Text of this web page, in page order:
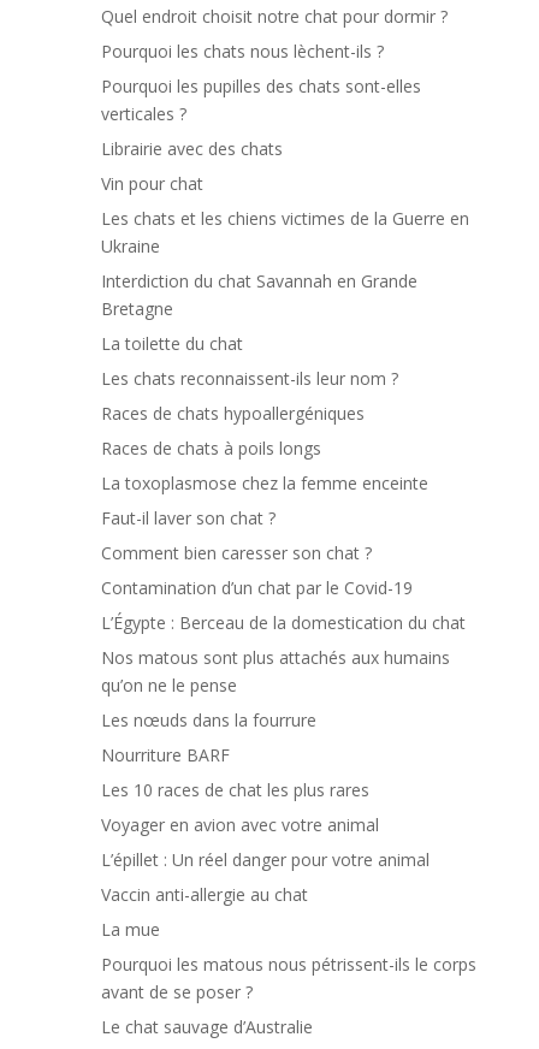
Quel endroit choisit notre chat pour dormir ?
Pourquoi les chats nous lèchent-ils ?
Pourquoi les pupilles des chats sont-elles
verticales ?
Librairie avec des chats
Vin pour chat
Les chats et les chiens victimes de la Guerre en
Ukraine
Interdiction du chat Savannah en Grande
Bretagne
La toilette du chat
Les chats reconnaissent-ils leur nom ?
Races de chats hypoallergéniques
Races de chats à poils longs
La toxoplasmose chez la femme enceinte
Faut-il laver son chat ?
Comment bien caresser son chat ?
Contamination d’un chat par le Covid-19
L’Égypte : Berceau de la domestication du chat
Nos matous sont plus attachés aux humains
qu’on ne le pense
Les nœuds dans la fourrure
Nourriture BARF
Les 10 races de chat les plus rares
Voyager en avion avec votre animal
L’épillet : Un réel danger pour votre animal
Vaccin anti-allergie au chat
La mue
Pourquoi les matous nous pétrissent-ils le corps
avant de se poser ?
Le chat sauvage d’Australie